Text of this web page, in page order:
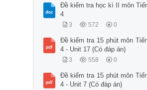
Đề kiểm tra học kì II môn
4
3 572 0
Đề kiểm tra 15 phút môn
4 - Unit 17 (Có đáp án)
3 558 0
Đề kiểm tra 15 phút môn
4 - Unit 7 (Có đáp án)